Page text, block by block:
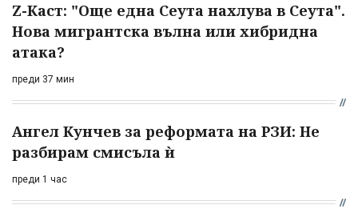
Z-Каст: "Още една Сеута нахлува в Сеута".
Нова мигрантска вълна или хибридна
атака?
преди 37 мин
Ангел Кунчев за реформата на РЗИ: Не
разбирам смисъла ѝ
преди 1 час